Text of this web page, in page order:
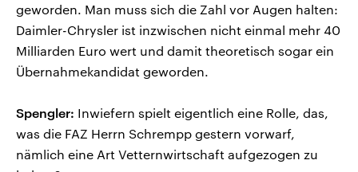
geworden. Man muss sich die Zahl vor Augen halten:
Daimler-Chrysler ist inzwischen nicht einmal mehr 40
Milliarden Euro wert und damit theoretisch sogar ein
Übernahmekandidat geworden.
Spengler: Inwiefern spielt eigentlich eine Rolle, das,
was die FAZ Herrn Schrempp gestern vorwarf,
nämlich eine Art Vetternwirtschaft aufgezogen zu